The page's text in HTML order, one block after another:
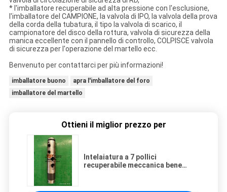
* l'imballatore recuperabile ad alta pressione con l'esclusione,
l'imballatore del CAMPIONE, la valvola di IPO, la valvola della prova
della corda della tubatura, il tipo la valvola di scarico, il
campionatore del disco della rottura, valvola di sicurezza della
manica eccellente con il pannello di controllo, COLPISCE valvola
di sicurezza per l'operazione del martello ecc.
Benvenuto per contattarci per più informazioni!
imballatore buono
apra l'imballatore del foro
imballatore del martello
Ottieni il miglior prezzo per
Intelaiatura a 7 pollici
recuperabile meccanica bene